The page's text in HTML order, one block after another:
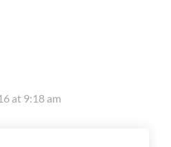
at 9:18 am